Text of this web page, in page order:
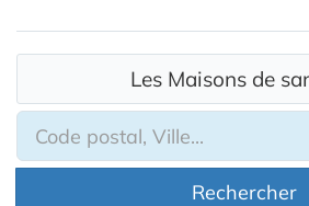
Les Maisons de
Rechercher